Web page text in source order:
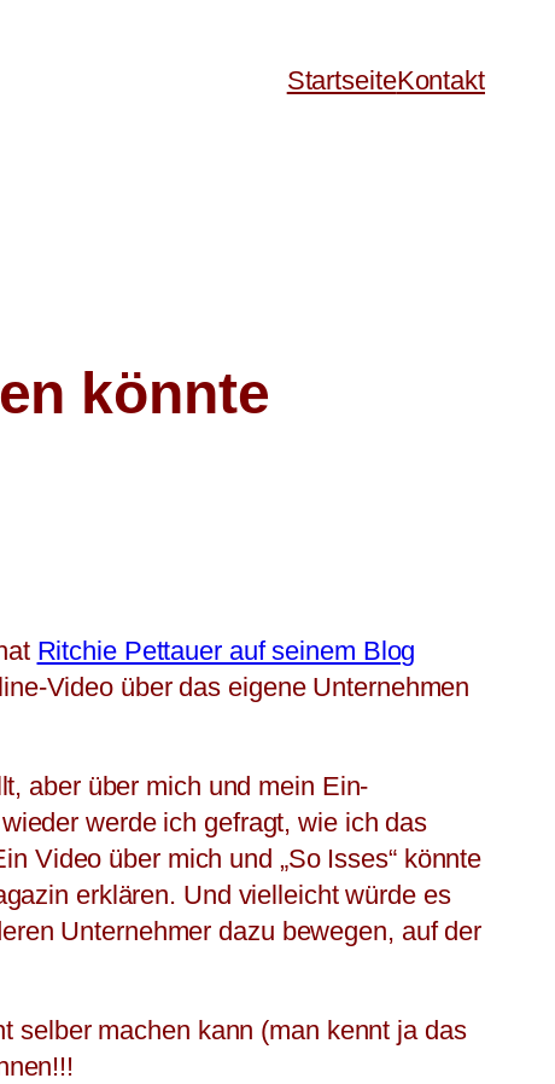
StartseiteKontakt
könnte
Ritchie Pettauer auf seinem Blog
Video über das eigene Unternehmen
aber über mich und mein Ein-
werde ich gefragt, wie ich das
Video über mich und „So Isses“ könnte
erklären. Und vielleicht würde es
Unternehmer dazu bewegen, auf der
selber machen kann (man kennt ja das